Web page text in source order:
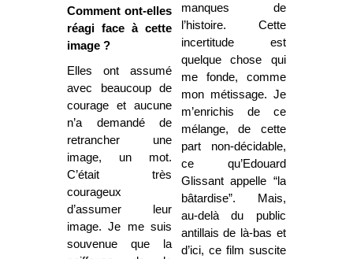
Comment ont-elles
réagi face à cette
image ?
Elles ont assumé
avec beaucoup de
courage et aucune
n’a demandé de
retrancher une
image, un mot.
C’était très
courageux
d’assumer leur
image. Je me suis
souvenue que la
manques de
l’histoire. Cette
incertitude est
quelque chose qui
me fonde, comme
mon métissage. Je
m’enrichis de ce
mélange, de cette
part non-décidable,
ce qu’Edouard
Glissant appelle “la
bâtardise”. Mais,
au-delà du public
antillais de là-bas et
d’ici, ce film suscite